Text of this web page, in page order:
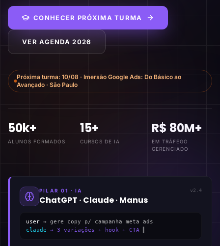
CONHECER PRÓXIMA TURMA
VER AGENDA 2026
Próxima turma: 10/08 · Imersão Google Ads: Do Básico ao
Avançado · São Paulo
50k+
ALUNOS FORMADOS
15+
CURSOS DE IA
R$ 80M+
EM TRÁFEGO
GERENCIADO
PILAR 01 · IA
ChatGPT · Claude · Manus
v2.4
user → gere copy p/ campanha meta ads
claude → 3 variações + hook + CTA